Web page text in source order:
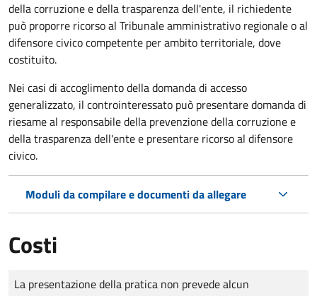
della corruzione e della trasparenza dell'ente, il richiedente
può proporre ricorso al Tribunale amministrativo regionale o al
difensore civico competente per ambito territoriale, dove
costituito.
Nei casi di accoglimento della domanda di accesso
generalizzato, il controinteressato può presentare domanda di
riesame al responsabile della prevenzione della corruzione e
della trasparenza dell'ente e presentare ricorso al difensore
civico.
Moduli da compilare e documenti da allegare
Costi
Tipo di pagamento
Importo
La presentazione della pratica non prevede alcun